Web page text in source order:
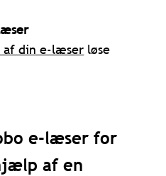
af din e-læser løse
e-læser for
af en